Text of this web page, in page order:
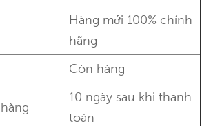
Hàng mới 100% chính
hãng
Còn hàng
10 ngày sau khi thanh
toán